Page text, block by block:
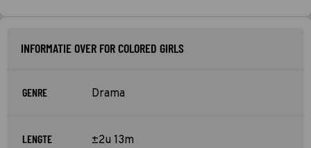
INFORMATIE OVER FOR COLORED GIRLS
GENRE Drama
LENGTE ±2u 13m